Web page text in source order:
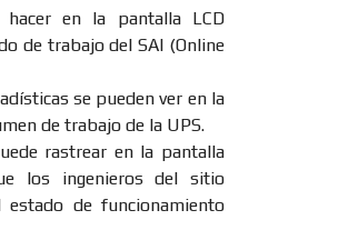
en la pantalla LCD
de trabajo del SAI (Online
se pueden ver en la
de trabajo de la UPS.
rastrear en la pantalla
los ingenieros del sitio
de funcionamiento